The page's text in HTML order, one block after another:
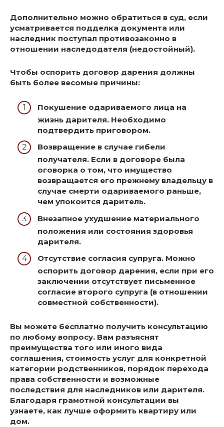
Дополнительно можно обратиться в суд, если
усматривается подделка документа или
наследник поступал противозаконно в
отношении наследодателя (недостойный).
Чтобы оспорить договор дарения должны
быть более весомые причины:
Покушение одариваемого лица на
жизнь дарителя. Необходимо
подтвердить приговором.
Возвращение в случае гибели
получателя. Если в договоре была
оговорка о том, что имущество
возвращается его прежнему владельцу в
случае смерти одариваемого раньше,
чем упокоится даритель.
Внезапное ухудшение материального
положения или состояния здоровья
дарителя.
Отсутствие согласия супруга. Можно
оспорить договор дарения, если при его
заключении отсутствует письменное
согласие второго супруга (в отношении
совместной собственности).
Вы можете бесплатно получить консультацию
по любому вопросу. Вам разъяснят
преимущества того или иного вида
соглашения, стоимость услуг для конкретной
категории родственников, порядок перехода
права собственности и возможные
последствия для наследников или дарителя.
Благодаря грамотной консультации вы
узнаете, как лучше оформить квартиру или
дом.